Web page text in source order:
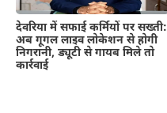
देवरिया में सफाई कर्मियों पर सख्ती:
अब गूगल लाइव लोकेशन से होगी
निगरानी, ड्यूटी से गायब मिले तो
कार्रवाई